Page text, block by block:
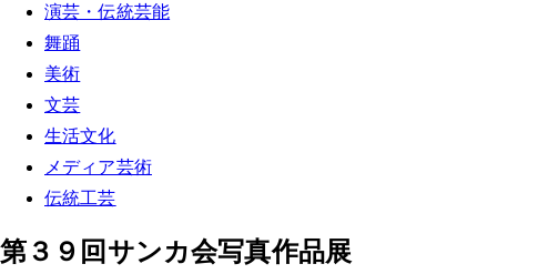
演芸・伝統芸能
舞踊
美術
文芸
生活文化
メディア芸術
伝統工芸
第３９回サンカ会写真作品展